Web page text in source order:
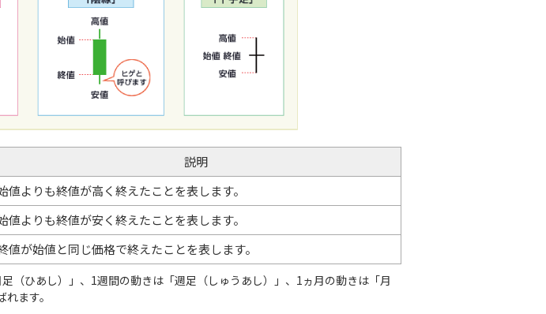
説明
値よりも終値が高く終えたことを表します。
値よりも終値が安く終えたことを表します。
値が始値と同じ価格で終えたことを表します。
（ひあし）」、1週間の動きは「週足（しゅうあし）」、1ヵ月の動きは「月
ます。